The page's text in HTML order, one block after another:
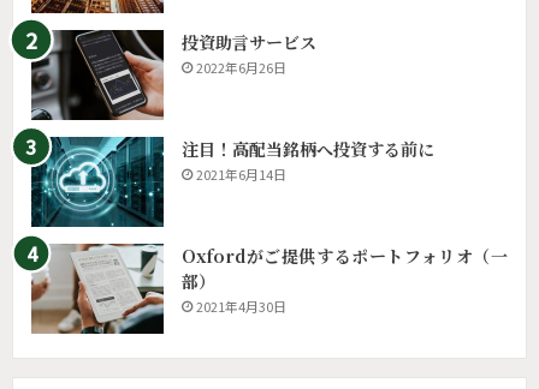
投資助言サービス
2022年6月26日
注目！高配当銘柄へ投資する前に
2021年6月14日
Oxfordがご提供するポートフォリオ（一
部）
2021年4月30日